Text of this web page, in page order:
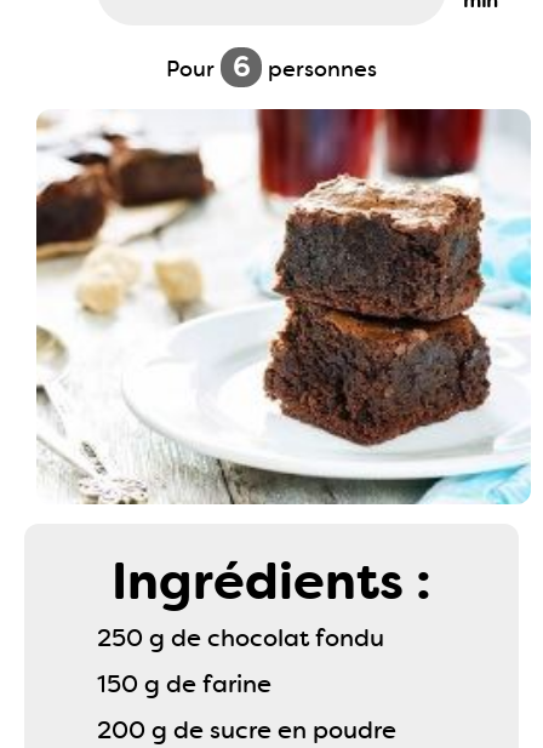
Pour 6 personnes
Ingrédients :
250 g de chocolat fondu
150 g de farine
200 g de sucre en poudre